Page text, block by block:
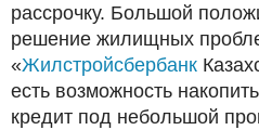
рассрочку. Большой
решение жилищных
«Жилстройсбербанк
есть возможность
кредит под небольшой